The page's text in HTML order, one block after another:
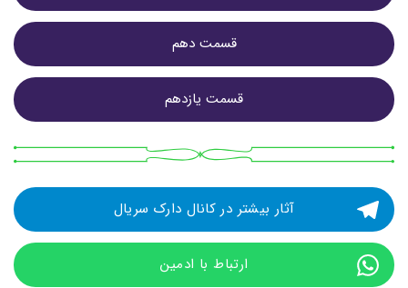
قسمت دهم
قسمت یازدهم
آثار بیشتر در کانال دارک سریال
ارتباط با ادمین